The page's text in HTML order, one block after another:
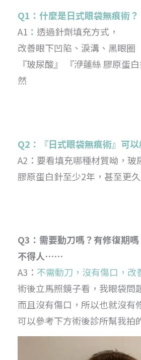
Q1：什麼是日式眼袋無痕術？
A1 ： 透過針劑填充方式，
改善眼下凹陷、淚溝、黑眼圈
『玻尿酸』 『洢蓮絲 膠原蛋
然
Q2：『日式眼袋無痕術』可以
A2：要看填充哪種材質呦，玻
膠原蛋白針至少2年，甚至更久
Q3：需要動刀嗎？有修復期
不得人……
A3： 不需動刀，沒有傷口，改
術後立馬照鏡子看，我眼袋問
而且沒有傷口，所以也就沒有
可以參考下方術後診所幫我拍